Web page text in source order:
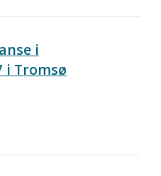
i
i Tromsø